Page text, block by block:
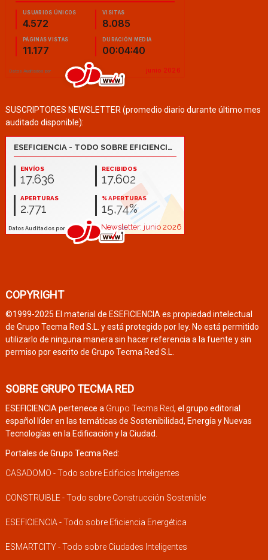
SUSCRIPTORES NEWSLETTER (promedio diario durante último mes
auditado disponible):
COPYRIGHT
©1999-2025 El material de ESEFICIENCIA es propiedad intelectual
de Grupo Tecma Red S.L. y está protegido por ley. No está permitido
utilizarlo de ninguna manera sin hacer referencia a la fuente y sin
permiso por escrito de Grupo Tecma Red S.L.
SOBRE GRUPO TECMA RED
ESEFICIENCIA pertenece a Grupo Tecma Red, el grupo editorial
español líder en las temáticas de Sostenibilidad, Energía y Nuevas
Tecnologías en la Edificación y la Ciudad.
Portales de Grupo Tecma Red:
CASADOMO - Todo sobre Edificios Inteligentes
CONSTRUIBLE - Todo sobre Construcción Sostenible
ESEFICIENCIA - Todo sobre Eficiencia Energética
ESMARTCITY - Todo sobre Ciudades Inteligentes